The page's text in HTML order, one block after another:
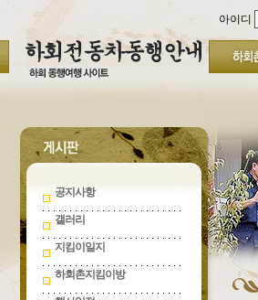
공지사항
갤러리
지킴이일지
하회촌지킴이방
아이디